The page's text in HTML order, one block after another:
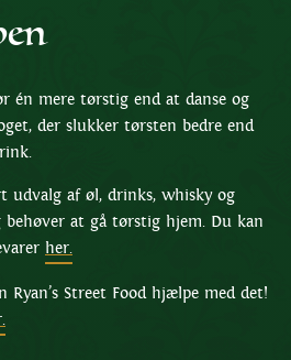
én mere tørstig end at danse og
der slukker tørsten bedre end
udvalg af øl, drinks, whisky og
behøver at gå tørstig hjem. Du kan
her.
Ryan’s Street Food hjælpe med det!